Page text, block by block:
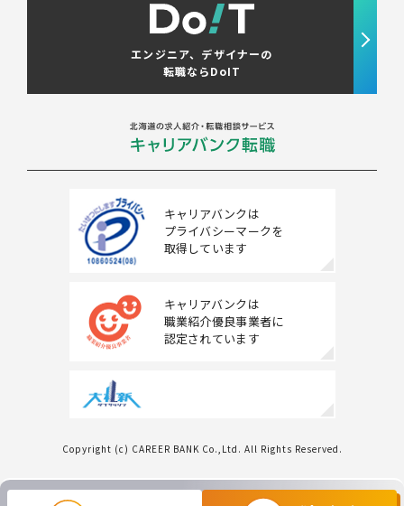
条件をクリアする この内容で検索する
エンジニア、デザイナーの
転職ならDoIT
キャリアバンクは
プライバシーマークを
取得しています
キャリアバンクは
職業紹介優良事業者に
認定されています
Copyright (c) CAREER BANK Co.,Ltd. All Rights Reserved.